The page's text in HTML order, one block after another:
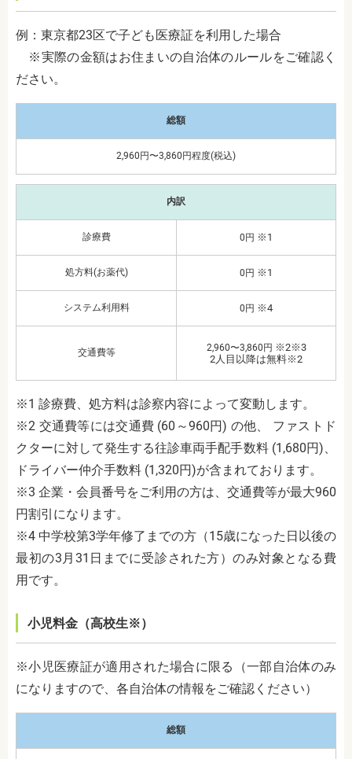
例：東京都23区で子ども医療証を利用した場合
※実際の金額はお住まいの自治体のルールをご確認く
ださい。
総額
2,960円〜3,860円程度(税込)
内訳
診療費 0円 ※1
処方料(お薬代) 0円 ※1
システム利用料 0円 ※4
交通費等 2,960〜3,860円 ※2※3
2人目以降は無料※2
※1 診療費、処方料は診察内容によって変動します。
※2 交通費等には交通費 (60～960円) の他、 ファストド
クターに対して発生する往診車両手配手数料 (1,680円)、
ドライバー仲介手数料 (1,320円)が含まれております。
※3 企業・会員番号をご利用の方は、交通費等が最大960
円割引になります。
※4 中学校第3学年修了までの方（15歳になった日以後の
最初の3月31日までに受診された方）のみ対象となる費
用です。
小児料金（高校生※）
※小児医療証が適用された場合に限る（一部自治体のみ
になりますので、各自治体の情報をご確認ください）
総額